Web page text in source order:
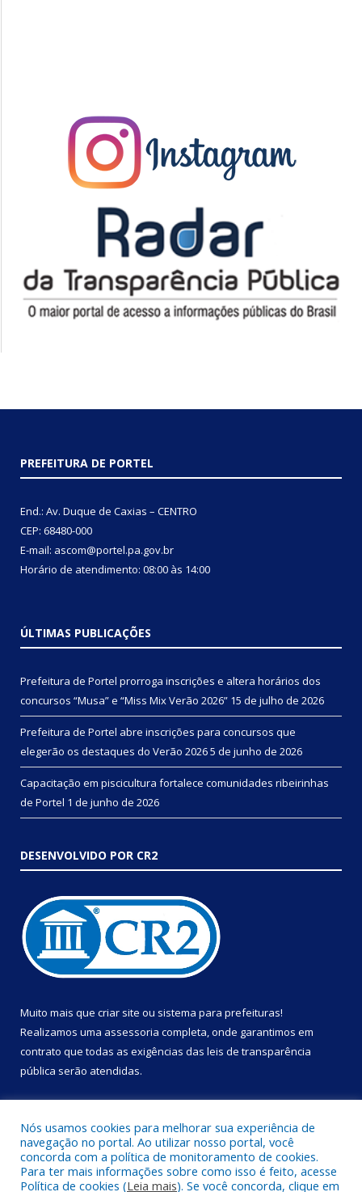
PREFEITURA DE PORTEL
End.: Av. Duque de Caxias – CENTRO
CEP: 68480-000
E-mail: ascom@portel.pa.gov.br
Horário de atendimento: 08:00 às 14:00
ÚLTIMAS PUBLICAÇÕES
Prefeitura de Portel prorroga inscrições e altera horários dos
concursos “Musa” e “Miss Mix Verão 2026” 15 de julho de 2026
Prefeitura de Portel abre inscrições para concursos que
elegerão os destaques do Verão 20265 de junho de 2026
Capacitação em piscicultura fortalece comunidades ribeirinhas
de Portel 1 de junho de 2026
DESENVOLVIDO POR CR2
Muito mais que criar site ou sistema para prefeituras!
Realizamos uma assessoria completa, onde garantimos em
contrato que todas as exigências das leis de transparência
pública serão atendidas.
Nós usamos cookies para melhorar sua experiência de
navegação no portal. Ao utilizar nosso portal, você
concorda com a política de monitoramento de cookies.
Para ter mais informações sobre como isso é feito, acesse
Política de cookies (Leia mais). Se você concorda, clique em